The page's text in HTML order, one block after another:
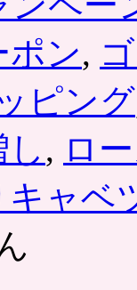
ポン,
ピング
, ロ
キャベ